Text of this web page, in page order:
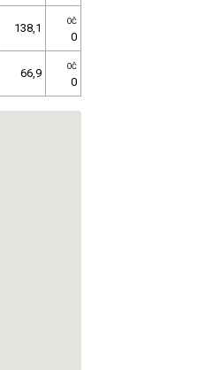
138,1 OČ
0
66,9 OČ
0